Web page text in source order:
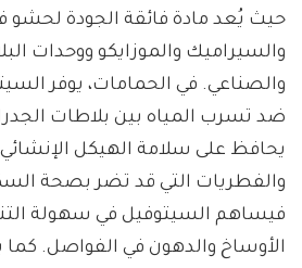
حيث يُعد مادة فائقة الجودة لحشو
والسيراميك والموزايكو ووحدات
والصناعي. في الحمامات، يوفر
ضد تسرب المياه بين بلاطات
يحافظ على سلامة الهيكل
والفطريات التي قد تضر بصحة
فيساهم السيتوفيل في سهولة
الأوساخ والدهون في الفواصل.